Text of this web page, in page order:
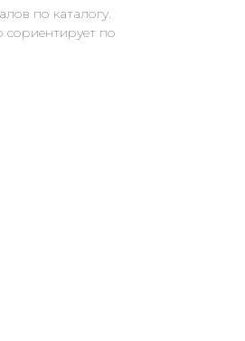
по каталогу.
по